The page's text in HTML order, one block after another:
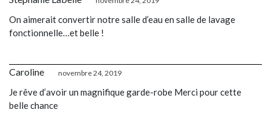
On aimerait convertir notre salle d’eau en salle de lavage
fonctionnelle…et belle !
Caroline novembre 24, 2019
Je rêve d’avoir un magnifique garde-robe Merci pour cette
belle chance